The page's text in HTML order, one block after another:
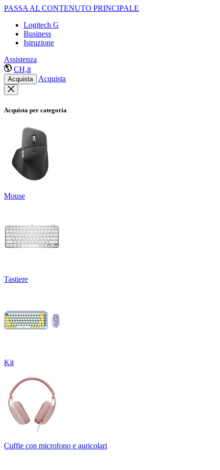
PASSA AL CONTENUTO PRINCIPALE
Logitech G
Business
Istruzione
Assistenza
CH,it
Acquista Acquista
Acquista per categoria
Mouse
Tastiere
Kit
Cuffie con microfono e auricolari